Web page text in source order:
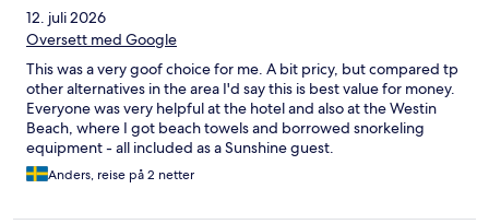
12. juli 2026
Oversett med Google
This was a very goof choice for me. A bit pricy, but compared tp
other alternatives in the area I'd say this is best value for money.
Everyone was very helpful at the hotel and also at the Westin
Beach, where I got beach towels and borrowed snorkeling
equipment - all included as a Sunshine guest.
Anders, reise på 2 netter